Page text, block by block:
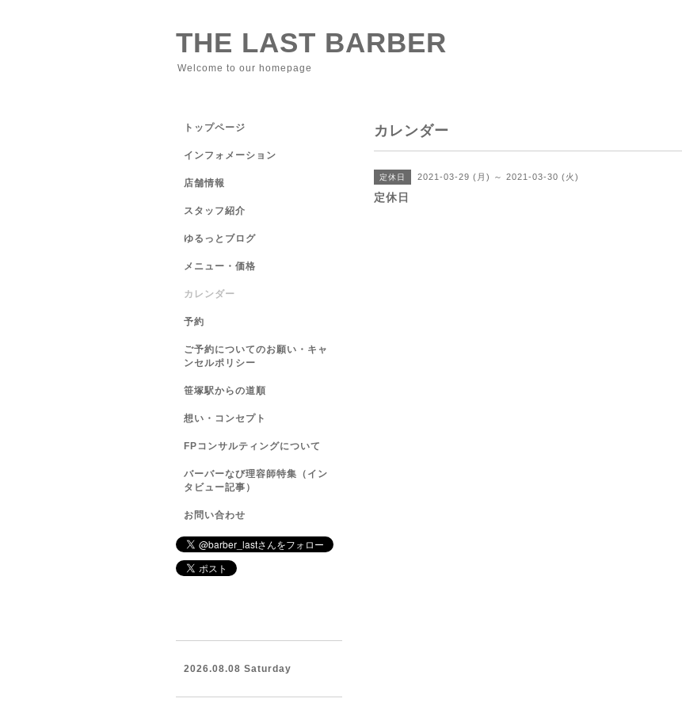
THE LAST BARBER
Welcome to our homepage
カレンダー
定休日 2021-03-29 (月) ～ 2021-03-30 (火)
定休日
トップページ
インフォメーション
店舗情報
スタッフ紹介
ゆるっとブログ
メニュー・価格
カレンダー
予約
ご予約についてのお願い・キャ
ンセルポリシー
笹塚駅からの道順
想い・コンセプト
FPコンサルティングについて
バーバーなび理容師特集（イン
タビュー記事）
お問い合わせ
2026.08.08 Saturday